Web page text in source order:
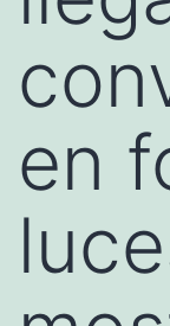
en